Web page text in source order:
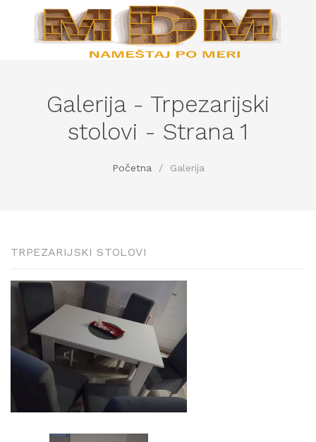
Galerija - Trpezarijski
stolovi - Strana 1
Početna / Galerija
TRPEZARIJSKI STOLOVI